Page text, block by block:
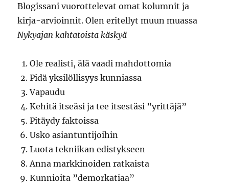
Blogissani vuorottelevat omat kolumnit ja
kirja-arvioinnit. Olen eritellyt muun muassa
Nykyajan kahtatoista käskyä
Ole realisti, älä vaadi mahdottomia
Pidä yksilöllisyys kunniassa
Vapaudu
Kehitä itseäsi ja tee itsestäsi ”yrittäjä”
Pitäydy faktoissa
Usko asiantuntijoihin
Luota tekniikan edistykseen
Anna markkinoiden ratkaista
Kunnioita ”demorkatiaa”